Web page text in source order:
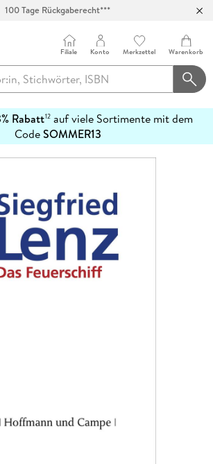
100 Tage Rückgaberecht***
Filiale Konto Merkzettel Warenkorb
Rabatt12auf viele Sortimente mit dem
CodeSOMMER13